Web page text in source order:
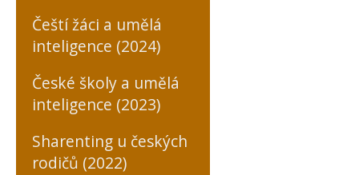
Čeští žáci a umělá
inteligence (2024)
České školy a umělá
inteligence (2023)
Sharenting u českých
rodičů (2022)